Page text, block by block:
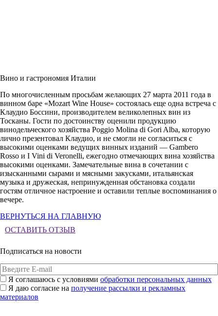
Вино и гастрономия Италии
По многочисленным просьбам желающих 27 марта 2011 года в
винном баре «Mozart Wine House» состоялась еще одна встреча с
Клаудио Боссини, производителем великолепных вин из
Тосканы. Гости по достоинству оценили продукцию
винодельческого хозяйства Poggio Molina di Gori Alba, которую
лично презентовал Клаудио, и не смогли не согласиться с
высокими оценками ведущих винных изданий — Gambero
Rosso и I Vini di Veronelli, ежегодно отмечающих вина хозяйства
высокими оценками. Замечательные вина в сочетании с
изысканными сырами и мясными закусками, итальянская
музыка и дружеская, непринужденная обстановка создали
гостям отличное настроение и оставили теплые воспоминания о
вечере.
ВЕРНУТЬСЯ НА ГЛАВНУЮ
ОСТАВИТЬ ОТЗЫВ
Подписаться на новости
Я соглашаюсь с условиями обработки персональных данных
Я даю согласие на получение рассылки и рекламных
материалов